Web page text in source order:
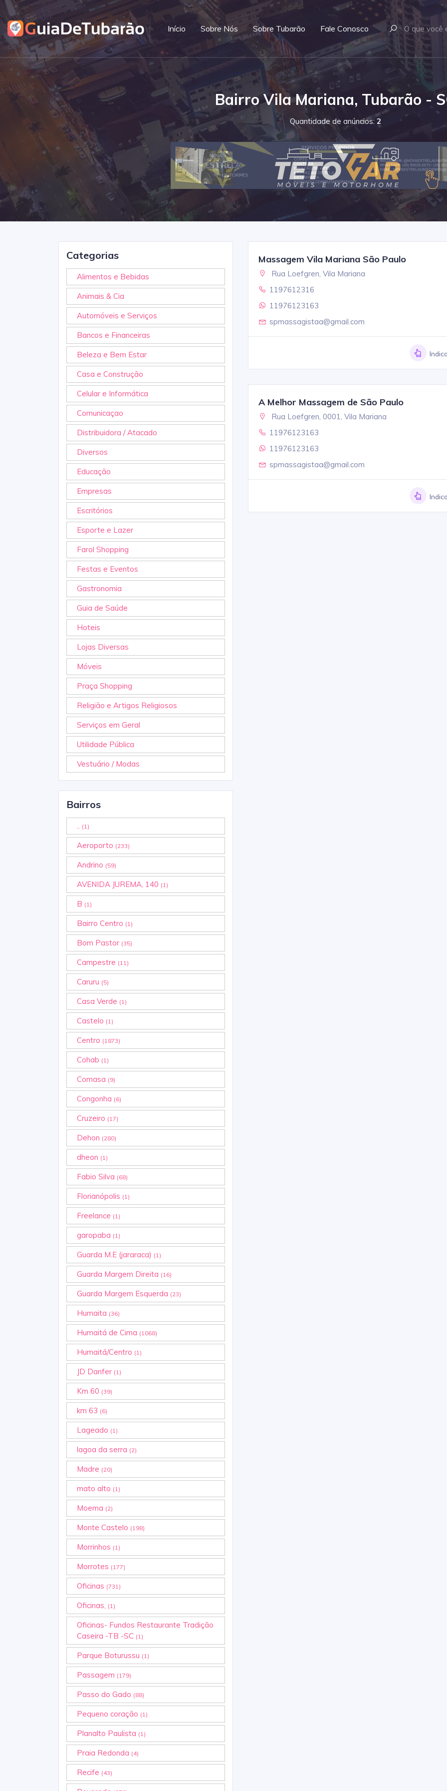
Início Sobre Nós Sobre Tubarão Fale Conosco
Bairro Vila Mariana, Tubarão -
Quantidade de anúncios: 2
Categorias
Alimentos e Bebidas
Animais & Cia
Automóveis e Serviços
Bancos e Financeiras
Beleza e Bem Estar
Casa e Construção
Celular e Informática
Comunicaçao
Distribuidora / Atacado
Diversos
Educação
Empresas
Escritórios
Esporte e Lazer
Farol Shopping
Festas e Eventos
Gastronomia
Guia de Saúde
Hoteis
Lojas Diversas
Móveis
Praça Shopping
Religião e Artigos Religiosos
Serviços em Geral
Utilidade Pública
Vestuário / Modas
Bairros
.. (1)
Aeroporto (233)
Andrino (59)
AVENIDA JUREMA, 140 (1)
B (1)
Bairro Centro (1)
Bom Pastor (35)
Campestre (11)
Caruru (5)
Casa Verde (1)
Castelo (1)
Centro (1873)
Cohab (1)
Comasa (9)
Congonha (6)
Cruzeiro (17)
Dehon (280)
dheon (1)
Fabio Silva (68)
Florianópolis (1)
Freelance (1)
garopaba (1)
Guarda M.E (jararaca) (1)
Guarda Margem Direita (16)
Guarda Margem Esquerda (23)
Humaita (36)
Humaitá de Cima (1068)
Humaitá/Centro (1)
JD Danfer (1)
Km 60 (39)
km 63 (6)
Lageado (1)
lagoa da serra (2)
Madre (20)
mato alto (1)
Moema (2)
Monte Castelo (198)
Morrinhos (1)
Morrotes (177)
Oficinas (731)
Oficinas, (1)
Oficinas- Fundos Restaurante Tradição
Caseira -TB -SC (1)
Parque Boturussu (1)
Passagem (179)
Passo do Gado (88)
Pequeno coração (1)
Planalto Paulista (1)
Praia Redonda (4)
Recife (43)
Massagem Vila Mariana São Paulo
Rua Loefgren, Vila Mariana
1197612316
11976123163
spmassagistaa@gmail.com
A Melhor Massagem de São Paulo
Rua Loefgren, 0001, Vila Mariana
11976123163
11976123163
spmassagistaa@gmail.com